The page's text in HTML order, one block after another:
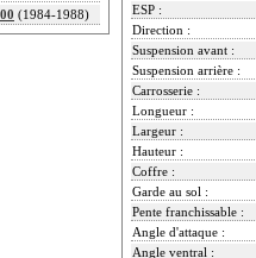
(1984-1988)
ESP :
Direction :
Suspension avant :
Suspension arrière :
Carrosserie :
Longueur :
Largeur :
Hauteur :
Coffre :
Garde au sol :
Pente franchissable :
Angle d'attaque :
Angle ventral :